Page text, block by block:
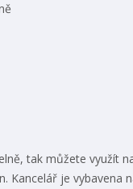
tak můžete využít
je vybavena